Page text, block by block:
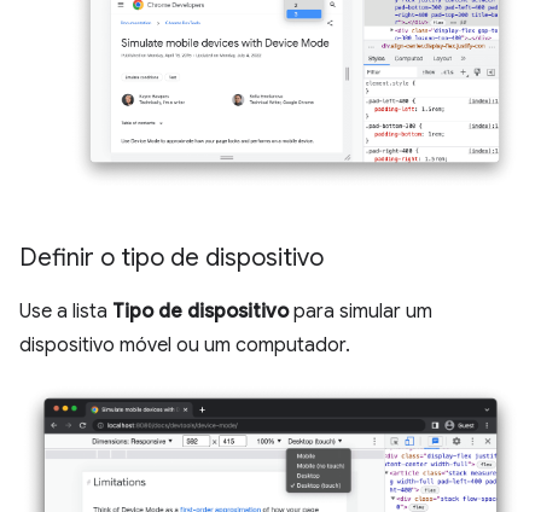
Definir o tipo de dispositivo
Use a lista Tipo de dispositivopara simular um
dispositivo móvel ou um computador.